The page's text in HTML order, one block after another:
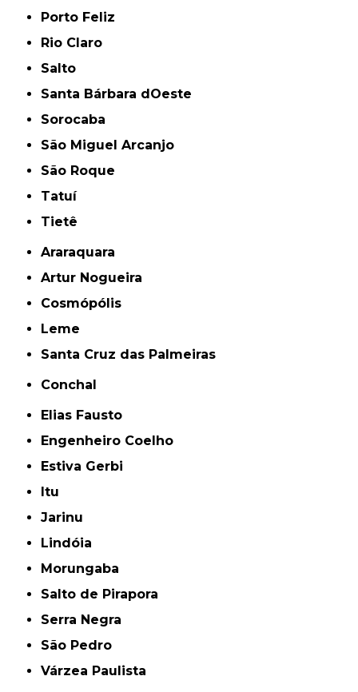
Porto Feliz
Rio Claro
Salto
Santa Bárbara dOeste
Sorocaba
São Miguel Arcanjo
São Roque
Tatuí
Tietê
Araraquara
Artur Nogueira
Cosmópólis
Leme
Santa Cruz das Palmeiras
Conchal
Elias Fausto
Engenheiro Coelho
Estiva Gerbi
Itu
Jarinu
Lindóia
Morungaba
Salto de Pirapora
Serra Negra
São Pedro
Várzea Paulista